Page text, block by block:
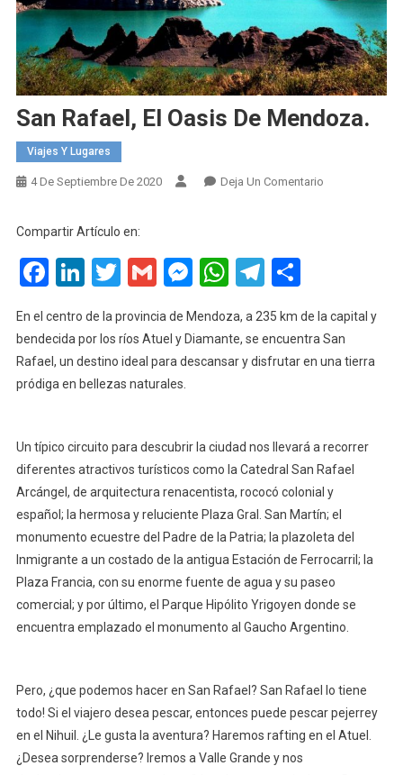
San Rafael, El Oasis De Mendoza.
Viajes Y Lugares
4 De Septiembre De 2020 Deja Un ComentarioEn
Compartir Artículo en:
Facebook
LinkedIn
Twitter
GmailMessenger
WhatsApp
Telegram
En el centro de la provincia de Mendoza, a 235 km de la capital y
bendecida por los ríos Atuel y Diamante, se encuentra San
Rafael, un destino ideal para descansar y disfrutar en una tierra
pródiga en bellezas naturales.
Un típico circuito para descubrir la ciudad nos llevará a recorrer
diferentes atractivos turísticos como la Catedral San Rafael
Arcángel, de arquitectura renacentista, rococó colonial y
español; la hermosa y reluciente Plaza Gral. San Martín; el
monumento ecuestre del Padre de la Patria; la plazoleta del
Inmigrante a un costado de la antigua Estación de Ferrocarril; la
Plaza Francia, con su enorme fuente de agua y su paseo
comercial; y por último, el Parque Hipólito Yrigoyen donde se
encuentra emplazado el monumento al Gaucho Argentino.
Pero, ¿que podemos hacer en San Rafael? San Rafael lo tiene
todo! Si el viajero desea pescar, entonces puede pescar pejerrey
en el Nihuil. ¿Le gusta la aventura? Haremos rafting en el Atuel.
¿Desea sorprenderse? Iremos a Valle Grande y nos